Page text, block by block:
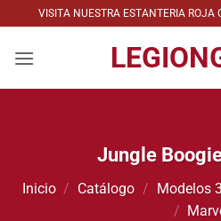
al
contenido
VISITA NUESTRA ESTANTERIA ROJA
Jungle
Inicio / Catálogo / Modelos
/